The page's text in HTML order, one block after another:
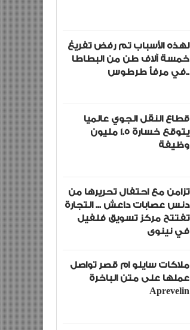
لهذه الأسباب تم رفض تفريغ
خمسة آلاف طن من البطاطا
في مرفأ طرطوس..
قطاع النقل الجوي عالميا
يتوقع خسارة 1.5 مليون
وظيفة
تزامن مع احتفال تحريرها من
دنس عصابات داعش ... التجارة
تفتتح مركز تسويق فلفيل
في نينوى
ملاكات سايلو ام قصر تواصل
عملها على متن الباخرة
Aprevelin